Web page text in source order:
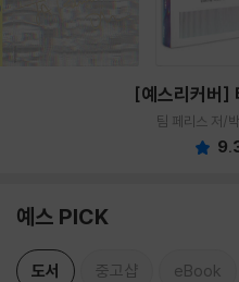
[예스리커버]
팀 페리스 저/
예스 PICK
도서 중고샵 eBook